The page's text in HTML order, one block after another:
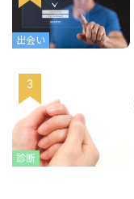
出会い
診断